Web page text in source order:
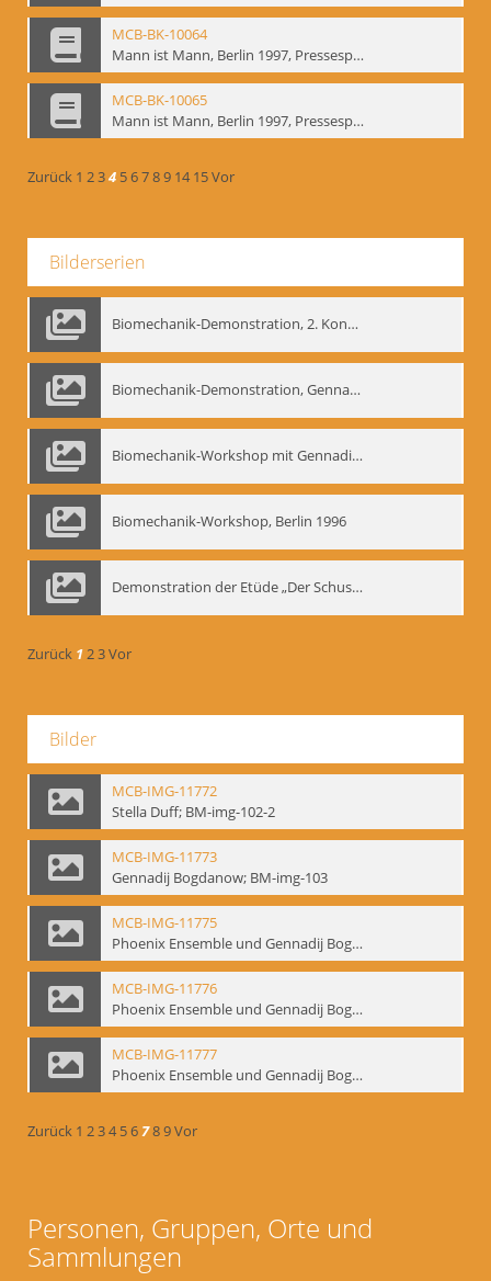
MCB-BK-10064
Mann ist Mann, Berlin 1997, Pressespiegel - interne Signatur: BM-prt-262-12
MCB-BK-10065
Mann ist Mann, Berlin 1997, Pressespiegel - interne Signatur: BM-prt-262-13
Zurück 1 234 56789 14 15Vor
Bilderserien
Biomechanik-Demonstration, 2. Kongress der EMF, Mai 1995
Biomechanik-Demonstration, Gennadij Bogdanow im Berliner Ensemble, 04.10.1991
Biomechanik-Workshop mit Gennadij Nikolajewitsch Bogdanow im Mime Centrum Berlin, 1991
Biomechanik-Workshop, Berlin 1996
Demonstration der Etüde „Der Schuss mit dem Bogen“ durch Gennadij Nikolajewitsch Bogdanow, Berlin 1991
Zurück 123Vor
Bilder
MCB-IMG-11772
Stella Duff; BM-img-102-2
MCB-IMG-11773
Gennadij Bogdanow; BM-img-103
MCB-IMG-11775
Phoenix Ensemble und Gennadij Bogdanow; BM-img-105-1
MCB-IMG-11776
Phoenix Ensemble und Gennadij Bogdanow; BM-img-105-2
MCB-IMG-11777
Phoenix Ensemble und Gennadij Bogdanow; BM-img-105-3
Zurück 1 234 56789Vor
Personen, Gruppen, Orte und
Sammlungen